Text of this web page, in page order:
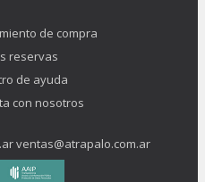
de compra
reservas
de ayuda
con nosotros
ventas@atrapalo.com.ar